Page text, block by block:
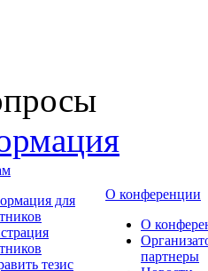
для
тезис
О конференции
О
партнеры